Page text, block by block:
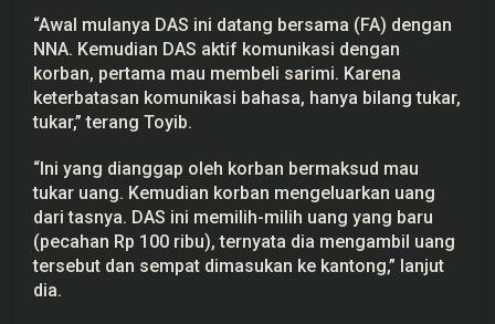
“Awal mulanya DAS ini datang bersama (FA) dengan
NNA. Kemudian DAS aktif komunikasi dengan
korban, pertama mau membeli sarimi. Karena
keterbatasan komunikasi bahasa, hanya bilang tukar,
tukar,” terang Toyib.
“Ini yang dianggap oleh korban bermaksud mau
tukar uang. Kemudian korban mengeluarkan uang
dari tasnya. DAS ini memilih-milih uang yang baru
(pecahan Rp 100 ribu), ternyata dia mengambil uang
tersebut dan sempat dimasukan ke kantong,” lanjut
dia.